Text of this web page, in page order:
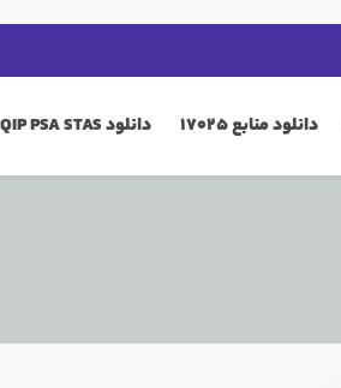
دانلود منابع 17025 دانلود QIP PSA STAS